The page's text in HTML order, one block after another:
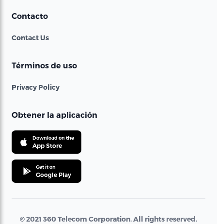
Contacto
Contact Us
Términos de uso
Privacy Policy
Obtener la aplicación
Download on the
App Store
Get it on
Google Play
© 2021 360 Telecom Corporation. All rights reserved.